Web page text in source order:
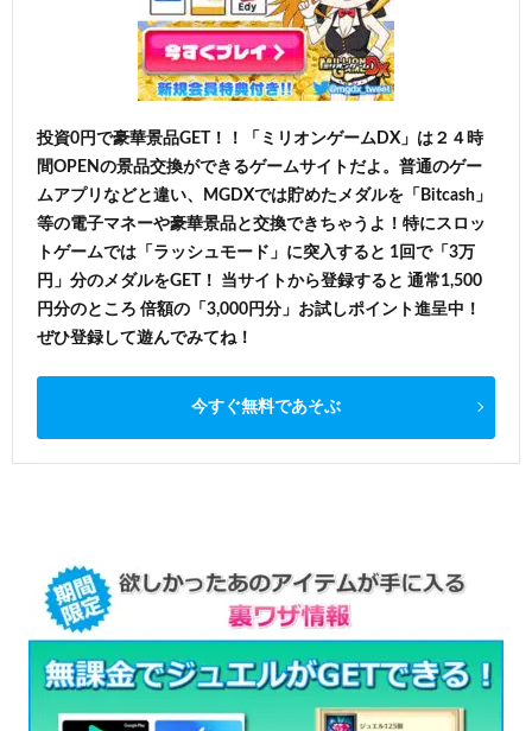
投資0円で豪華景品GET！！「ミリオンゲームDX」は２４時
間OPENの景品交換ができるゲームサイトだよ。普通のゲー
ムアプリなどと違い、MGDXでは貯めたメダルを「Bitcash」
等の電子マネーや豪華景品と交換できちゃうよ！特にスロッ
トゲームでは「ラッシュモード」に突入すると 1回で「3万
円」分のメダルをGET！ 当サイトから登録すると 通常1,500
円分のところ 倍額の「3,000円分」お試しポイント進呈中！
ぜひ登録して遊んでみてね！
今すぐ無料であそぶ